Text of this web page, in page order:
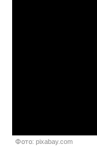
Фото: pixabay.com